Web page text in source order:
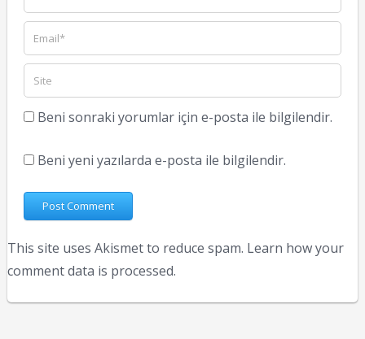
Beni sonraki yorumlar için e-posta ile bilgilendir.
Beni yeni yazılarda e-posta ile bilgilendir.
This site uses Akismet to reduce spam. Learn how your
comment data is processed.